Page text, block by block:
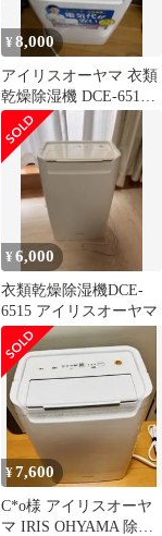
¥8,000
アイリスオーヤマ 衣類
乾燥除湿機 DCE-6515
本体 年製2022
¥6,000
衣類乾燥除湿機DCE-
6515 アイリスオーヤマ
¥7,600
C*o様 アイリスオーヤ
マ IRIS OHYAMA 除湿